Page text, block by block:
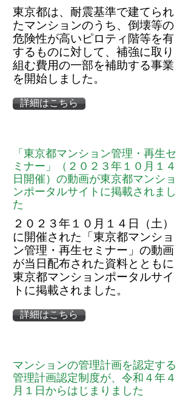
東京都は、 耐震基準で建てられ
たマンションのうち、倒壊等の
危険性が高いピロティ階等を有
するものに対して、補強に取り
組む費用の一部を補助する事業
を開始しました。
詳細はこちら
「東京都マンション管理・再生セ
ミナー」（２０２３年１０月１４
日開催）の動画が東京都マンショ
ンポータルサイトに掲載されまし
た
２０２３年１０月１４日（土）
に開催された「東京都マンショ
ン管理・再生セミナー」の動画
が当日配布された資料とともに
東京都マンションポータルサイ
トに掲載されました。
詳細はこちら
マンションの管理計画を認定する
管理計画認定制度が、令和４年４
月１日からはじまりました